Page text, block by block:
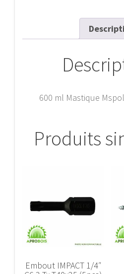
600 ml Mastique
Produits
Embout IMPACT 1/4″